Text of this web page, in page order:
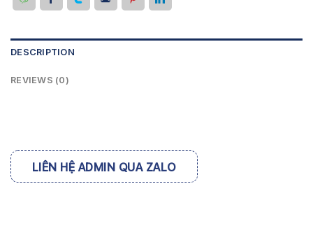
DESCRIPTION
REVIEWS (0)
LIÊN HỆ ADMIN QUA ZALO